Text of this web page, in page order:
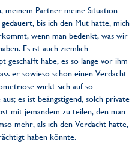
meinem Partner meine Situation
bis ich den Mut hatte, mich
wenn man bedenkt, was wir
Es ist auch ziemlich
geschafft habe, es so lange vor ihm
er sowieso schon einen Verdacht
wirkt sich auf so
es ist beängstigend, solch private
mit jemandem zu teilen, den man
mehr, als ich den Verdacht hatte,
haben könnte.